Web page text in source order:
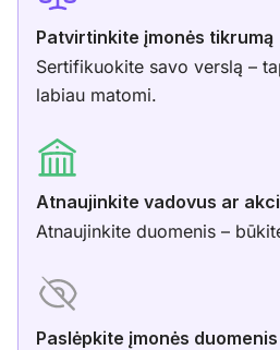
Patvirtinkite įmonės tikrumą
Sertifikuokite savo verslą –
labiau matomi.
Atnaujinkite vadovus ar
Atnaujinkite duomenis –
Paslėpkite įmonės duomenis